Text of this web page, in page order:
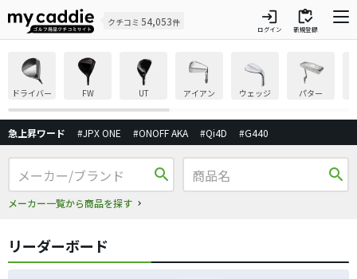
クチコミ 54,053件 login
ログイン
inventory
新規登録
ドライバー FW UT アイアン ウェッジ パター
急上昇ワード #JPX ONE #ONOFF AKA #Qi4D #G440
search
メーカー一覧から商品を探す
search
リーダーボード